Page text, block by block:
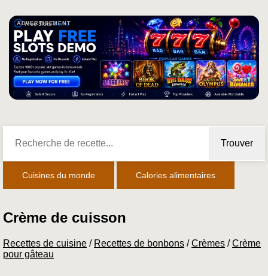
ADVERTISEMENT
Trouver
Cuisines du monde Calories alimentaires
Crème de cuisson
Recettes de cuisine / Recettes de bonbons /Crèmes /Crème
pour gâteau